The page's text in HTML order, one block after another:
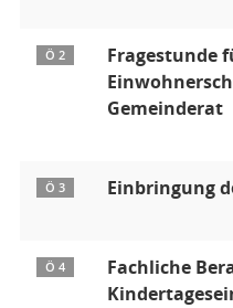
Ö 2
Fragestunde
Gemeinderat
Ö 3 Einbringung
Ö 4
Fachliche